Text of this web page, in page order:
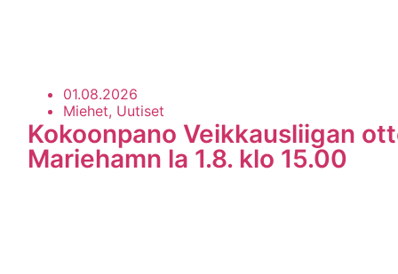
01.08.2026
Miehet, Uutiset
Kokoonpano Veikkausliigan
Mariehamn la 1.8. klo 15.00